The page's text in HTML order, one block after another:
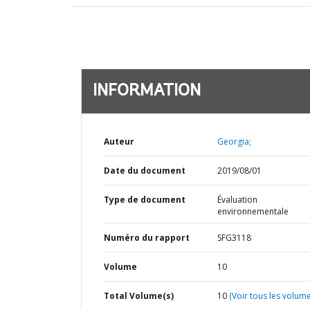
INFORMATION
Auteur Georgia;
Date du document 2019/08/01
Type de document
Évaluation
environnementale
Numéro du rapport SFG3118
Volume 10
Total Volume(s) 10 (Voir tous les